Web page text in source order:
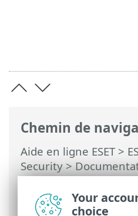
Chemin de
Aide en ligne ESET>
Security>
endpoints
Présentation des
politiques
Your
choice